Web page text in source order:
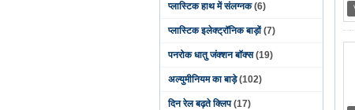
प्लास्टिक हाथ में संलग्नक (6)
प्लास्टिक इलेक्ट्रॉनिक बाड़ों (7)
पनरोक धातु जंक्शन बॉक्स (19)
अल्युमीनियम का बाड़े (102)
दिन रेल बढ़ते क्लिप (17)